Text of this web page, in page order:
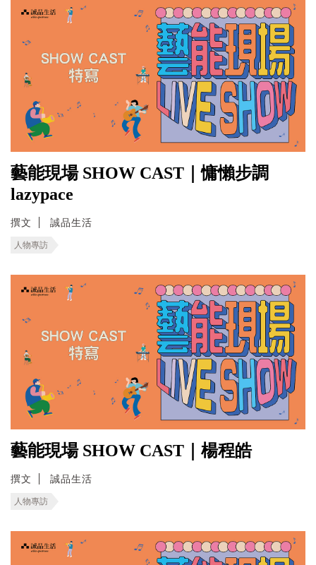
藝能現場 SHOW CAST｜慵懶步調
lazypace
撰文 誠品生活
人物專訪
藝能現場 SHOW CAST｜楊程皓
撰文 誠品生活
人物專訪